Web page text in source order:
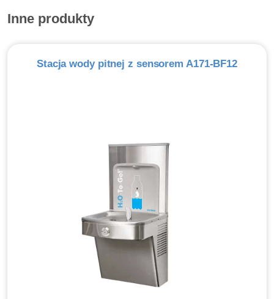
Inne produkty
Stacja wody pitnej z sensorem A171-BF12